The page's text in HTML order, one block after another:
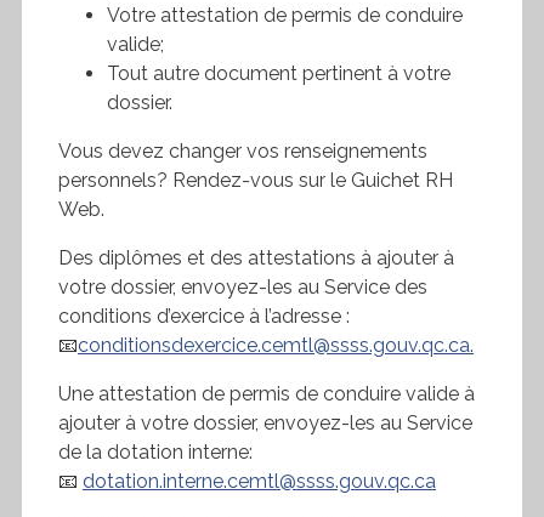
Votre attestation de permis de conduire
valide;
Tout autre document pertinent à votre
dossier.
Vous devez changer vos renseignements
personnels? Rendez-vous sur le Guichet RH
Web.
Des diplômes et des attestations à ajouter à
votre dossier, envoyez-les au Service des
conditions d’exercice à l’adresse :
📧conditionsdexercice.cemtl@ssss.gouv.qc.ca.
Une attestation de permis de conduire valide à
ajouter à votre dossier, envoyez-les au Service
de la dotation interne:
📧 dotation.interne.cemtl@ssss.gouv.qc.ca